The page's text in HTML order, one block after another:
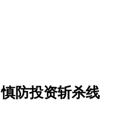
防投资斩杀线